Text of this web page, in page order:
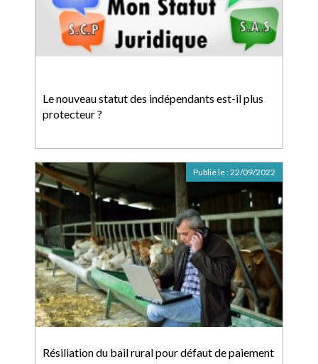
Le nouveau statut des indépendants est-il plus
protecteur ?
Résiliation du bail rural pour défaut de paiement
Publié le :22/09/2022